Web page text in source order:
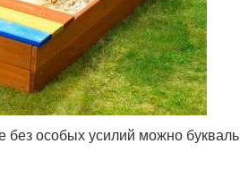
особых усилий можно